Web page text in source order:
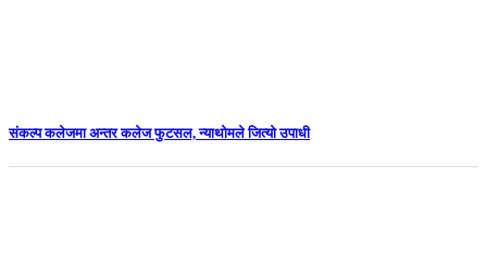
संकल्प कलेजमा अन्तर कलेज फुटसल, न्याथोमले जित्यो उपाधी